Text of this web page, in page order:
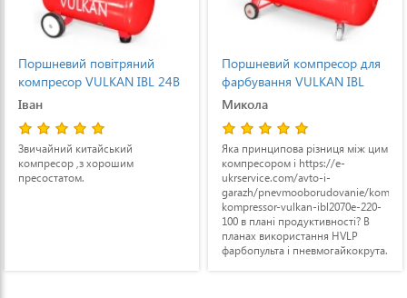
Поршневий повітряний
компресор VULKAN IBL 24B
1,8 кВт 24 л масляний
Іван
Звичайний китайський
компресор ,з хорошим
пресостатом.
Поршневий компресор для
фарбування VULKAN IBL
2070Y-100L ремінний 2,2
кВт
Микола
Яка принципова різниця між цим
компресором і https://e-
ukrservice.com/avto-i-
garazh/pnevmooborudovanie/
kompressor-vulkan-ibl2070e-220-
100 в плані продуктивності? В
планах використання HVLP
фарбопульта і пневмогайкокрута.